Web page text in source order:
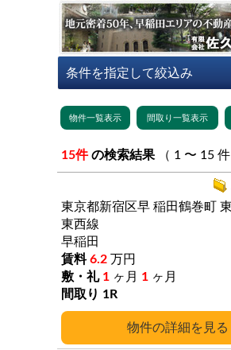
15件 の検索結果 （ 1
詳細
東京都新宿区早 稲田鶴巻町
東西線
早稲田
6.2 万円
1 ヶ月 1 ヶ月
1R